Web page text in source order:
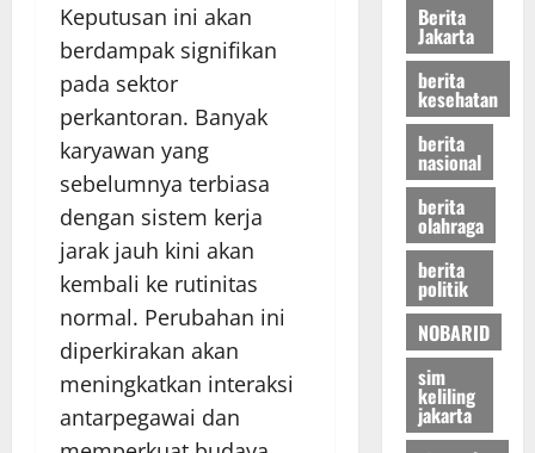
Keputusan ini akan
berdampak signifikan
pada sektor
perkantoran. Banyak
karyawan yang
sebelumnya terbiasa
dengan sistem kerja
jarak jauh kini akan
kembali ke rutinitas
normal. Perubahan ini
diperkirakan akan
meningkatkan interaksi
antarpegawai dan
Berita
Jakarta
berita
kesehatan
berita
nasional
berita
olahraga
berita
politik
NOBARID
sim
keliling
jakarta